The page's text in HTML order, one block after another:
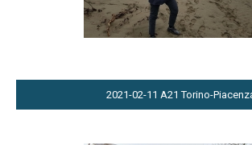
2021-02-11 A21 Torino-